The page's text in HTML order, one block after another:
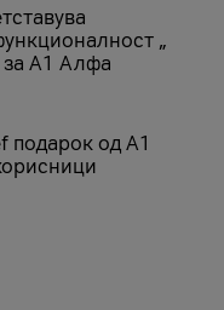
„
за А1 Алфа
подарок од А1